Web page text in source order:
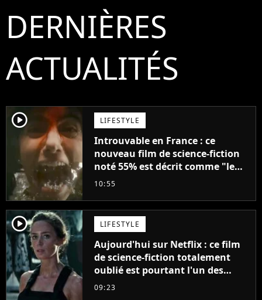
DERNIÈRES
ACTUALITÉS
player2 LIFESTYLE
Introuvable en France : ce
nouveau film de science-fiction
noté 55% est décrit comme "le
plus stupide de l'année"
10:55
player2 LIFESTYLE
Aujourd'hui sur Netflix : ce film
de science-fiction totalement
oublié est pourtant l'un des
meilleurs des années 2010
09:23